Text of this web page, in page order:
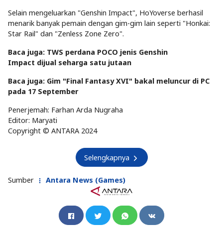
Selain mengeluarkan "Genshin Impact", HoYoverse berhasil
menarik banyak pemain dengan gim-gim lain seperti "Honkai:
Star Rail" dan "Zenless Zone Zero".
Baca juga: TWS perdana POCO jenis Genshin
Impact dijual seharga satu jutaan
Baca juga: Gim "Final Fantasy XVI" bakal meluncur di PC
pada 17 September
Penerjemah: Farhan Arda Nugraha
Editor: Maryati
Copyright © ANTARA 2024
Selengkapnya
Sumber Antara News (Games)